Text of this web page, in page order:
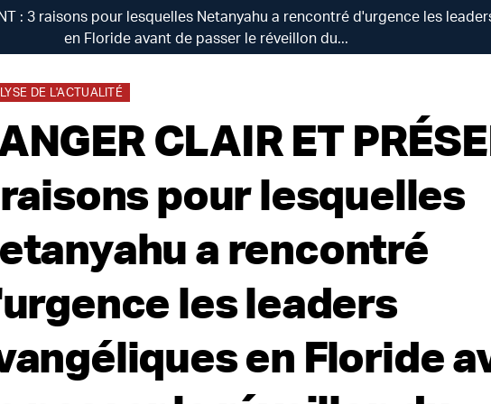
: 3 raisons pour lesquelles Netanyahu a rencontré d'urgence les
en Floride avant de passer le réveillon du...
DE L'ACTUALITÉ
CLAIR ET
pour lesquelles
a rencontré
les leaders
en Floride